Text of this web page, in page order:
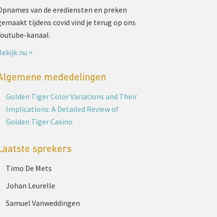
van de erediensten en preken
tijdens covid vind je terug op ons
kanaal.
nu >
mededelingen
Golden Tiger Color Variations and Their
Implications: A Detailed Review of
Golden Tiger Casino
sprekers
Timo De Mets
Johan Leurelle
Samuel Vanweddingen